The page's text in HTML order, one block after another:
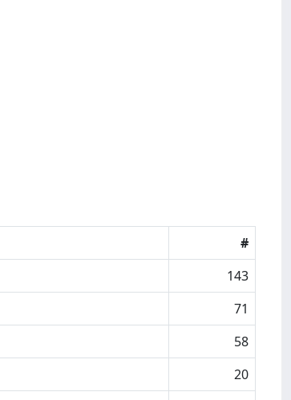
#
143
71
58
20